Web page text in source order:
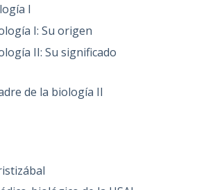
I
I: Su origen
II: Su significado
de la biología II